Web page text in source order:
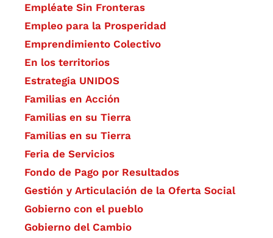
Empléate Sin Fronteras
Empleo para la Prosperidad
Emprendimiento Colectivo
En los territorios
Estrategia UNIDOS
Familias en Acción
Familias en su Tierra
Familias en su Tierra
Feria de Servicios
Fondo de Pago por Resultados
Gestión y Articulación de la Oferta Social
Gobierno con el pueblo
Gobierno del Cambio